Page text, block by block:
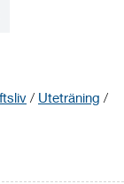
/ Uteträning /